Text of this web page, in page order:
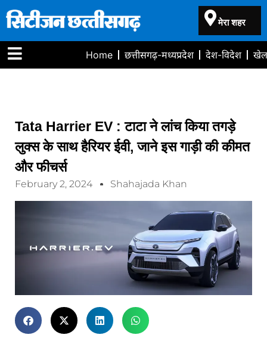
मेरा शहर
Home छत्तीसगढ़-मध्यप्रदेश देश-विदेश
Tata Harrier EV : टाटा ने लांच किया तगड़े
लुक्स के साथ हैरियर ईवी, जाने इस गाड़ी की कीमत
और फीचर्स
February 2, 2024 Shahajada Khan